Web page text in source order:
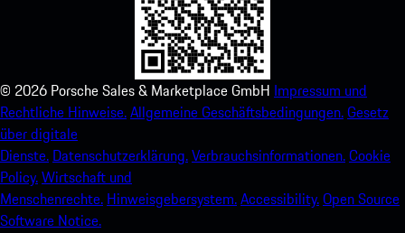
© 2026 Porsche Sales & Marketplace GmbH Impressum und
Rechtliche Hinweise.Allgemeine Geschäftsbedingungen.Gesetz
über digitale
Dienste. Datenschutzerklärung.Verbrauchsinformationen.Cookie
Policy.Wirtschaft und
Menschenrechte. Hinweisgebersystem.Accessibility.Open Source
Software Notice.